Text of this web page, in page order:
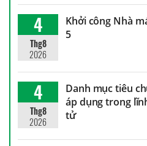
4
Thg8
2026
Khởi công Nhà
5
4
Thg8
2026
Danh mục tiêu
áp dụng trong
tử